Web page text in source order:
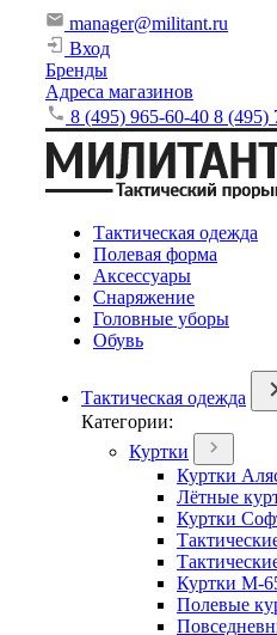
manager@militant.ru
Вход
Бренды
Адреса магазинов
8 (495) 965-60-40 8 (495)
Тактическая одежда
Полевая форма
Аксессуары
Снаряжение
Головные уборы
Обувь
Тактическая одежда
Категории:
Куртки
Куртки
Лётные
Куртки
Куртки М-
Полевые